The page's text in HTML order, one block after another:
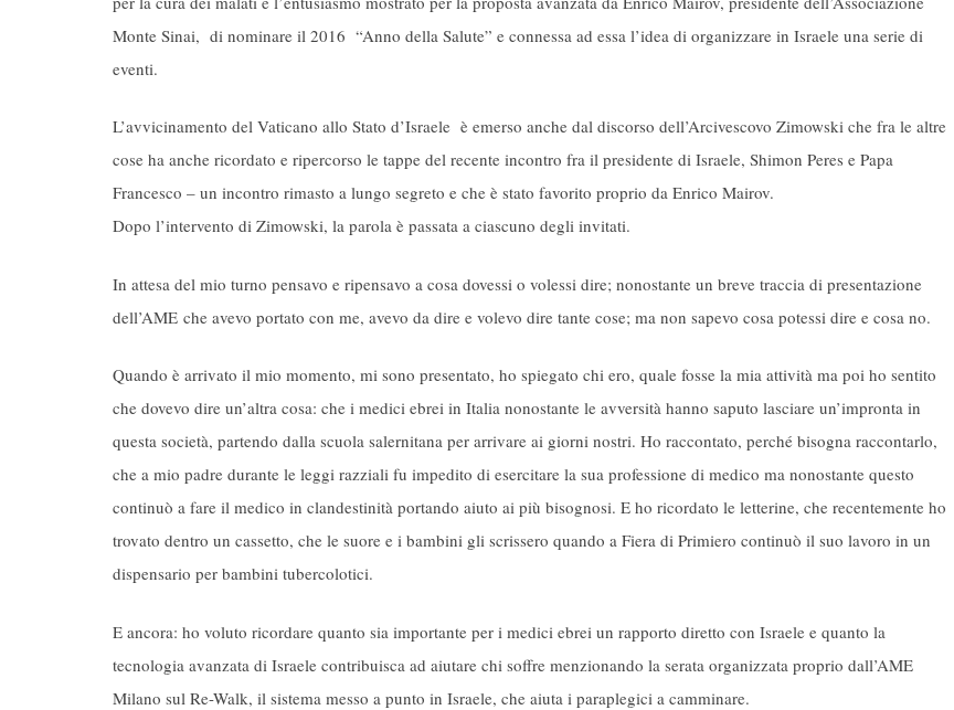
Monte Sinai, di nominare il 2016 “Anno della Salute” e connessa ad essa l’idea di organizzare in Israele una serie di
eventi.
L’avvicinamento del Vaticano allo Stato d’Israele è emerso anche dal discorso dell’Arcivescovo Zimowski che fra le altre
cose ha anche ricordato e ripercorso le tappe del recente incontro fra il presidente di Israele, Shimon Peres e Papa
Francesco – un incontro rimasto a lungo segreto e che è stato favorito proprio da Enrico Mairov.
Dopo l’intervento di Zimowski, la parola è passata a ciascuno degli invitati.
In attesa del mio turno pensavo e ripensavo a cosa dovessi o volessi dire; nonostante un breve traccia di presentazione
dell’AME che avevo portato con me, avevo da dire e volevo dire tante cose; ma non sapevo cosa potessi dire e cosa no.
Quando è arrivato il mio momento, mi sono presentato, ho spiegato chi ero, quale fosse la mia attività ma poi ho sentito
che dovevo dire un’altra cosa: che i medici ebrei in Italia nonostante le avversità hanno saputo lasciare un’impronta in
questa società, partendo dalla scuola salernitana per arrivare ai giorni nostri. Ho raccontato, perché bisogna raccontarlo,
che a mio padre durante le leggi razziali fu impedito di esercitare la sua professione di medico ma nonostante questo
continuò a fare il medico in clandestinità portando aiuto ai più bisognosi. E ho ricordato le letterine, che recentemente ho
trovato dentro un cassetto, che le suore e i bambini gli scrissero quando a Fiera di Primiero continuò il suo lavoro in un
dispensario per bambini tubercolotici.
E ancora: ho voluto ricordare quanto sia importante per i medici ebrei un rapporto diretto con Israele e quanto la
tecnologia avanzata di Israele contribuisca ad aiutare chi soffre menzionando la serata organizzata proprio dall’AME
Milano sul Re-Walk, il sistema messo a punto in Israele, che aiuta i paraplegici a camminare.